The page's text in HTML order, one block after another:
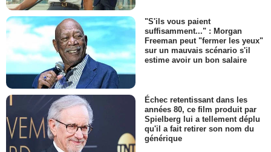
"S'ils vous paient
suffisamment..." : Morgan
Freeman peut "fermer les yeux"
sur un mauvais scénario s'il
estime avoir un bon salaire
Échec retentissant dans les
années 80, ce film produit par
Spielberg lui a tellement déplu
qu'il a fait retirer son nom du
générique